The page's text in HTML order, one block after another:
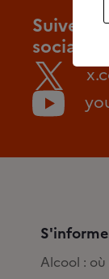
Suivez-
sociaux
Alcool : où